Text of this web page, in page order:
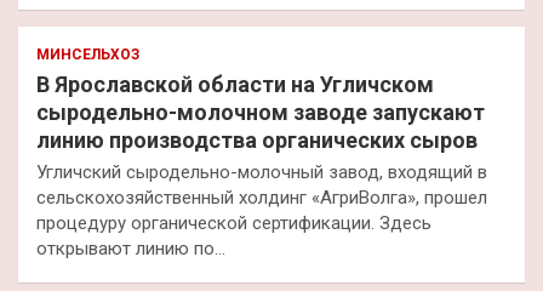
МИНСЕЛЬХОЗ
В Ярославской области на Угличском
сыродельно-молочном заводе запускают
линию производства органических сыров
Угличский сыродельно-молочный завод, входящий в
сельскохозяйственный холдинг «АгриВолга», прошел
процедуру органической сертификации. Здесь
открывают линию по…